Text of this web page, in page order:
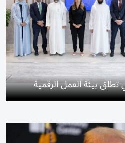
تطلق بيئة العمل الرقمية